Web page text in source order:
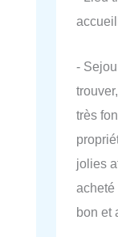
-
très
jolies
acheté
bon et